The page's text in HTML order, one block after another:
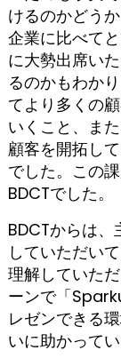
けるのかどう
企業に比べて
に大勢出席い
るのかもわか
てより多くの
いくこと、ま
顧客を開拓し
でした。この
BDCTでした。
BDCTからは
していただい
理解していた
ーンで「
レゼンできる
いに助かってい